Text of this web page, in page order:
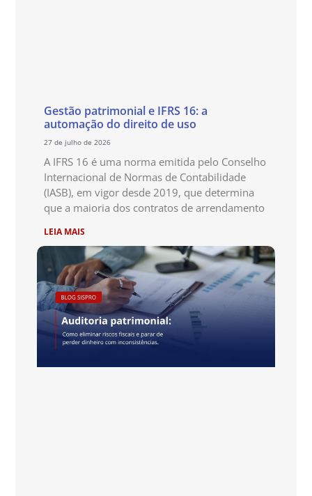
Gestão patrimonial e IFRS 16: a
automação do direito de uso
27 de julho de 2026
A IFRS 16 é uma norma emitida pelo Conselho
Internacional de Normas de Contabilidade
(IASB), em vigor desde 2019, que determina
que a maioria dos contratos de arrendamento
LEIA MAIS